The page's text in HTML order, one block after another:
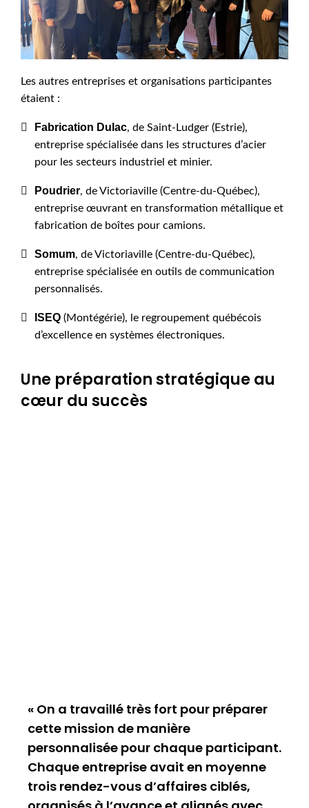
Les autres entreprises et organisations participantes
étaient :
Fabrication Dulac, de Saint-Ludger (Estrie),
entreprise spécialisée dans les structures d’acier
pour les secteurs industriel et minier.
Poudrier, de Victoriaville (Centre-du-Québec),
entreprise œuvrant en transformation métallique et
fabrication de boîtes pour camions.
Somum, de Victoriaville (Centre-du-Québec),
entreprise spécialisée en outils de communication
personnalisés.
ISEQ (Montégérie), le regroupement québécois
d’excellence en systèmes électroniques.
Une préparation stratégique au
cœur du succès
« On a travaillé très fort pour préparer
cette mission de manière
personnalisée pour chaque participant.
Chaque entreprise avait en moyenne
trois rendez-vous d’affaires ciblés,